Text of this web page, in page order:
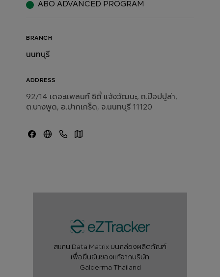
ABO ADVANCED PROGRAM
BRANCH
นนทบุรี
ADDRESS
92/14 เดอะแพลนท์ ซิตี้ แจ้งวัฒนะ, ถ.ป๊อปปูล่า,
ต.บางพูด, อ.ปากเกร็ด, จ.นนทบุรี 11120
สแกน Data Matrix บนกล่องผลิตภัณฑ์
เพื่อยืนยันของแท้จากบริษัท
Galderma Thailand